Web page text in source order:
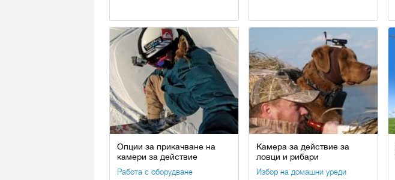
Опции за прикачване на
камери за действие
Работа с оборудване
Камера за действие за
ловци и рибари
Избор на домашни уреди